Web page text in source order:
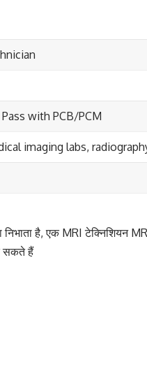
with PCB/PCM
imaging labs,
है, एक MRI टेक्निशियन
सकते हैं